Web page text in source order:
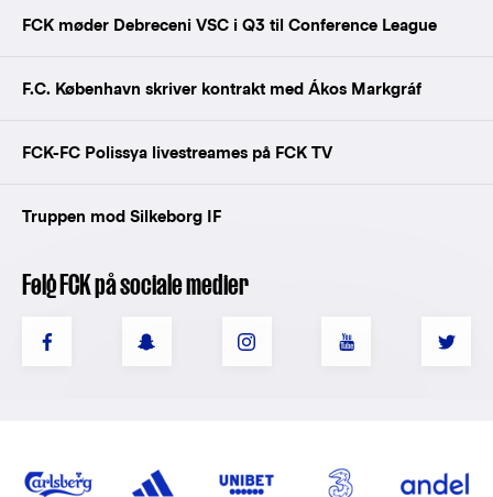
FCK møder Debreceni VSC i Q3 til Conference League
F.C. København skriver kontrakt med Ákos Markgráf
FCK-FC Polissya livestreames på FCK TV
Truppen mod Silkeborg IF
Følg FCK på sociale medier